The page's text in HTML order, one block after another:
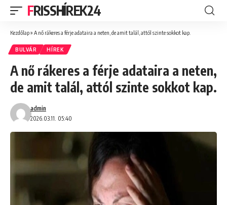
FRISSHÍREK24
Kezdőlap» A nő rákeres a férje adataira a neten, de amit talál, attól szinte sokkot kap.
BULVÁR HÍREK
A nő rákeres a férje adataira a neten,
de amit talál, attól szinte sokkot kap.
2026.03.11. 05:40
admin